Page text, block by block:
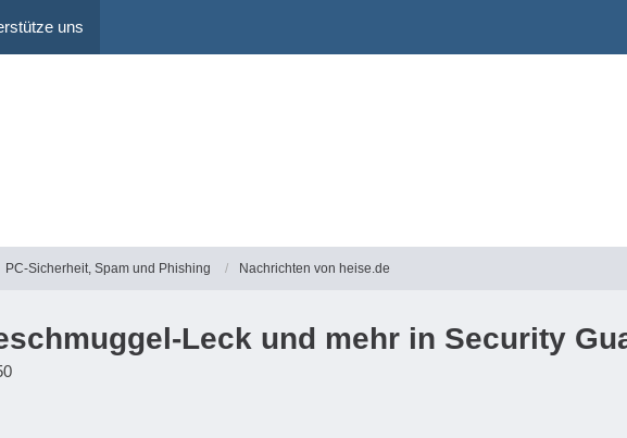
uns
PC-Sicherheit, Spam und Phishing Nachrichten von heise.de
Leck und mehr in Security